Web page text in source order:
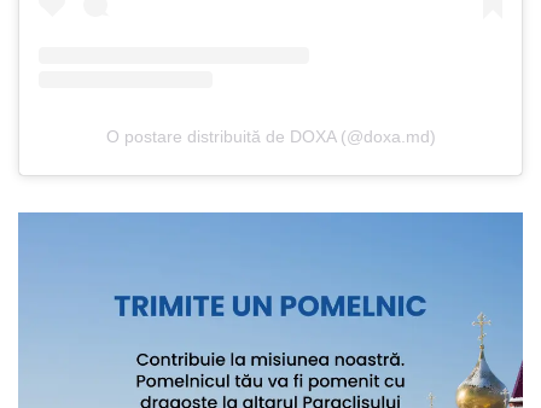
O postare distribuită de DOXA (@doxa.md)